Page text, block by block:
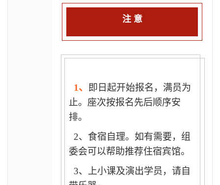
注 意
1、
即日起开始报名，满员为
止。座次按报名先后顺序安
排。
2、食宿自理。如有需要，组
委会可以帮助推荐住宿宾馆。
3、上小课及演出学员，请自